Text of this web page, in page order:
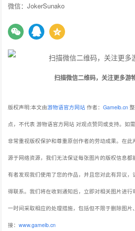
微信：JokerSunako
扫描微信二维码，关注更多游
版权声明:本文由游物语官方网站 作者：Gameib.cn
点，不代表 游物语官方网站 对观点赞同或支持。如
非常重视版权保护和尊重原创作者的劳动成果。在
源于网络资源，我们无法保证每张图片的版权信息
有者发现我们使用了您的作品，并且您对此有异议
得联系。我们将在收到通知后，立即对相关图片进
一时间采取相应的处理措施，包括但不限于删除图
接：www.gameib.cn